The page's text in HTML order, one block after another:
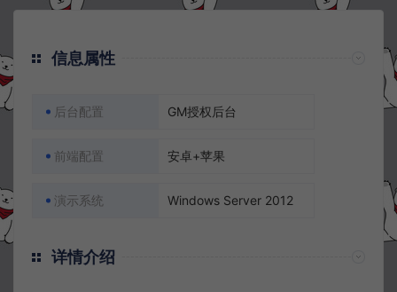
信息属性
后台配置 GM授权后台
前端配置 安卓+苹果
演示系统 Windows Server 2012
详情介绍